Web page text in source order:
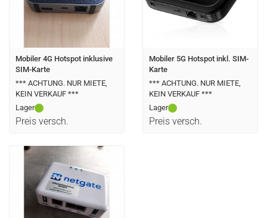
Mobiler 4G Hotspot inklusive
SIM-Karte
*** ACHTUNG. NUR MIETE,
KEIN VERKAUF ***
Lager
Preis versch.
Mobiler 5G Hotspot inkl. SIM-
Karte
*** ACHTUNG. NUR MIETE,
KEIN VERKAUF ***
Lager
Preis versch.